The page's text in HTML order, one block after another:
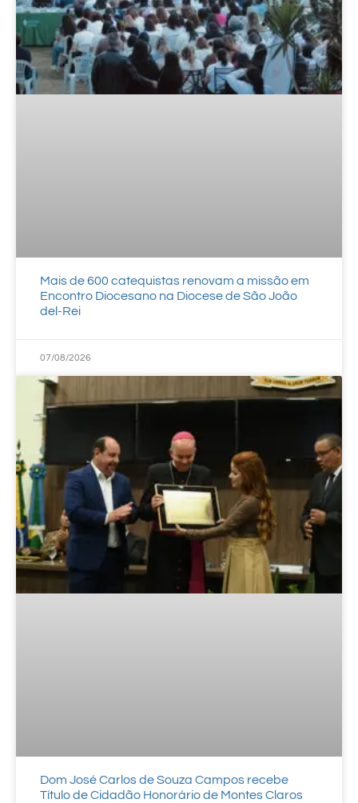
Mais de 600 catequistas renovam a missão em
Encontro Diocesano na Diocese de São João
del-Rei
07/08/2026
Dom José Carlos de Souza Campos recebe
Título de Cidadão Honorário de Montes Claros